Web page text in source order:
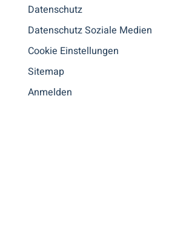
Datenschutz
Datenschutz Soziale Medien
Cookie Einstellungen
Sitemap
Anmelden